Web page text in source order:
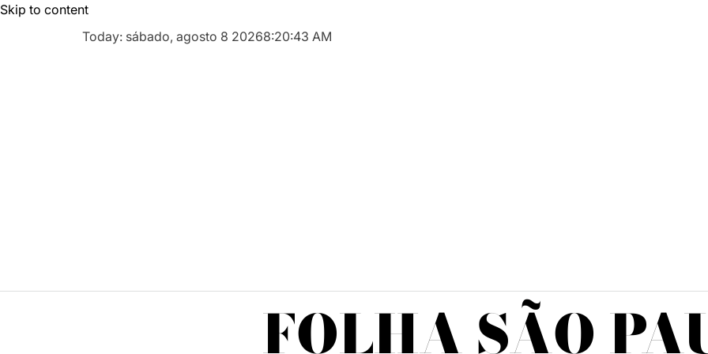
Skip to content
Today: sábado, agosto 8 20268:20:44 AM
FOLHA SÃO